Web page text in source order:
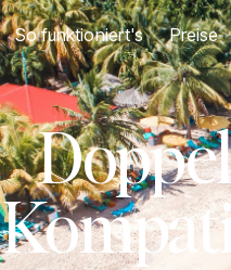
So funktioniert's Preise